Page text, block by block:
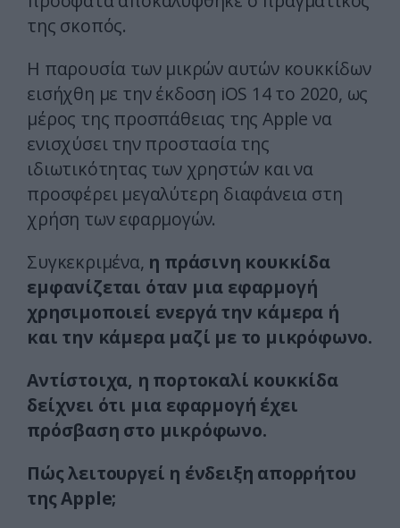
της σκοπός.
Η παρουσία των μικρών αυτών κουκκίδων
εισήχθη με την έκδοση iOS 14 το 2020, ως
μέρος της προσπάθειας της Apple να
ενισχύσει την προστασία της
ιδιωτικότητας των χρηστών και να
προσφέρει μεγαλύτερη διαφάνεια στη
χρήση των εφαρμογών.
Συγκεκριμένα, η πράσινη κουκκίδα
εμφανίζεται όταν μια εφαρμογή
χρησιμοποιεί ενεργά την κάμερα ή
και την κάμερα μαζί με το μικρόφωνο.
Αντίστοιχα, η πορτοκαλί κουκκίδα
δείχνει ότι μια εφαρμογή έχει
πρόσβαση στο μικρόφωνο.
Πώς λειτουργεί η ένδειξη απορρήτου
της Apple;